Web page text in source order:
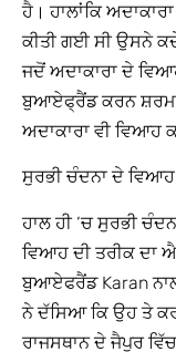
ਹੈ। ਹਾਲਾਂਕਿ
ਕੀਤੀ ਗਈ ਸੀ ਉਸਨੇ
ਜਦੋਂ ਅਦਾਕਾਰਾ ਦੇ
ਬੁਆਏਫ੍ਰੈਂਡ ਕਰਨ
ਅਦਾਕਾਰਾ ਵੀ ਵਿਆਹ
ਸੁਰਭੀ ਚੰਦਨਾ ਦੇ ਵਿਆਹ
ਹਾਲ ਹੀ ‘ਚ ਸੁਰਭੀ
ਵਿਆਹ ਦੀ ਤਰੀਕ ਦਾ
ਬੁਆਏਫਰੈਂਡ Karan
ਨੇ ਦੱਸਿਆ ਕਿ ਉਹ ਤੇ
ਰਾਜਸਥਾਨ ਦੇ ਜੈਪੁਰ